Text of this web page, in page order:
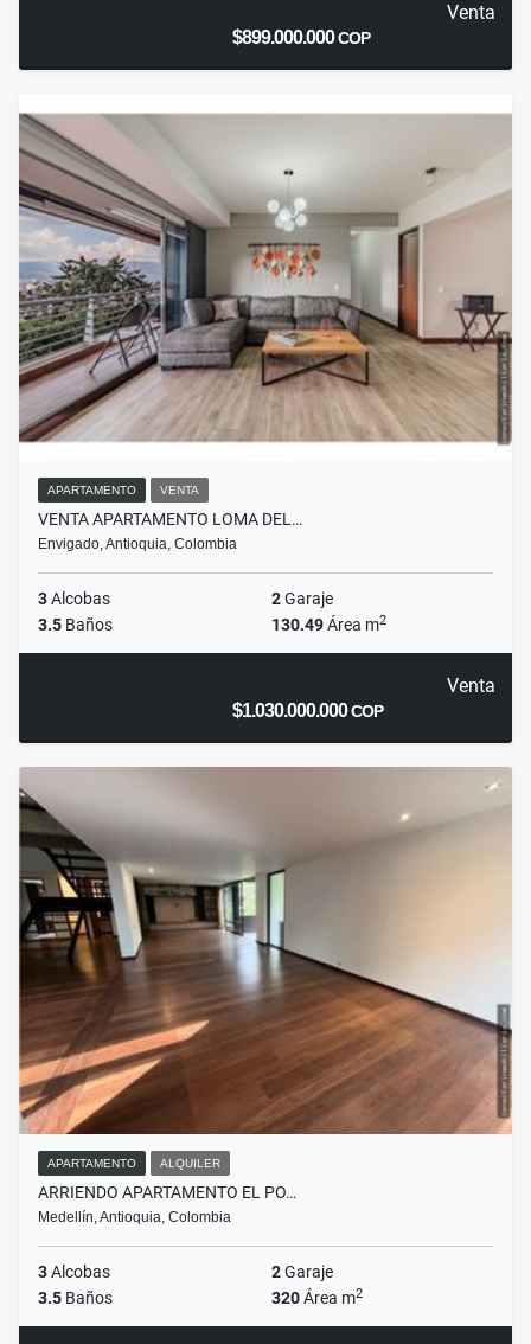
Venta
$899.000.000COP
APARTAMENTO VENTA
VENTA APARTAMENTO LOMA DEL…
Envigado, Antioquia, Colombia
3Alcobas 2Garaje
3.5 Baños 130.49Área m2
Venta
$1.030.000.000COP
APARTAMENTO ALQUILER
ARRIENDO APARTAMENTO EL PO…
Medellín, Antioquia, Colombia
3Alcobas 2Garaje
3.5 Baños 320Área m2